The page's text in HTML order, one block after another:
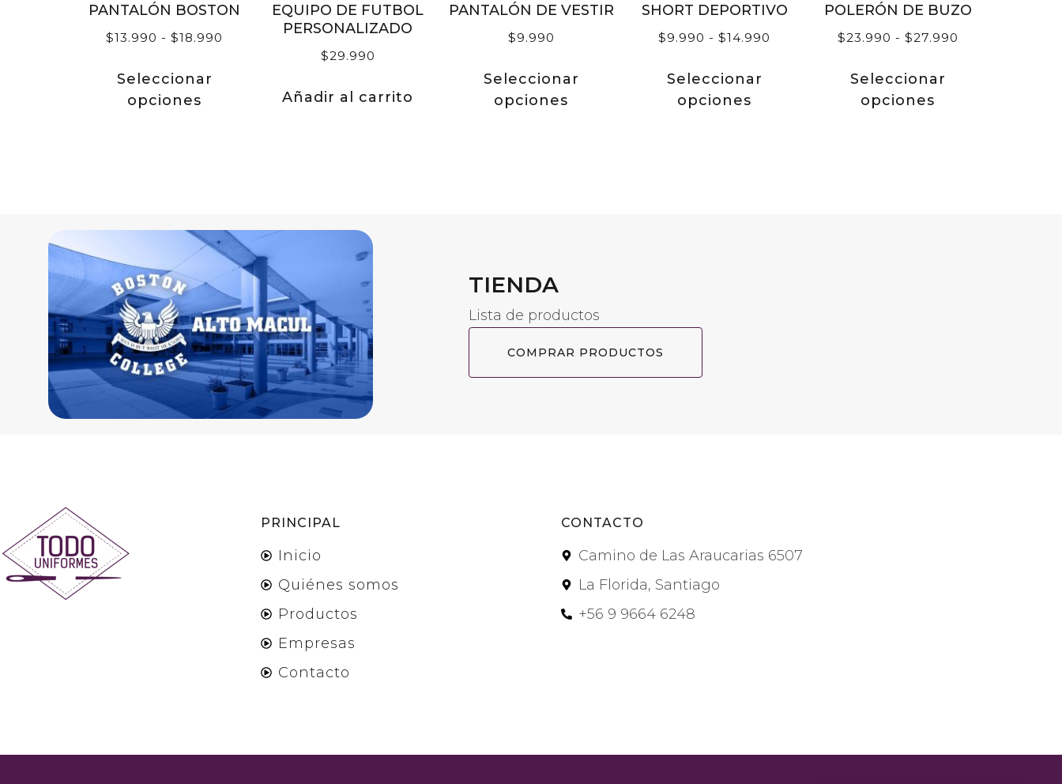
PANTALÓN BOSTON
$13.990 - $18.990
Seleccionar
opciones
EQUIPO DE FUTBOL
PERSONALIZADO
$29.990
Añadir al carrito
PANTALÓN DE VESTIR
$9.990
Seleccionar
opciones
SHORT DEPORTIVO
$9.990 - $14.990
Seleccionar
opciones
POLERÓN DE BUZO
$23.990 - $27.990
Seleccionar
opciones
TIENDA
Lista de productos
COMPRAR PRODUCTOS
PRINCIPAL
Inicio
Quiénes somos
Productos
Empresas
Contacto
CONTACTO
Camino de Las Araucarias 6507
La Florida, Santiago
+56 9 9664 6248